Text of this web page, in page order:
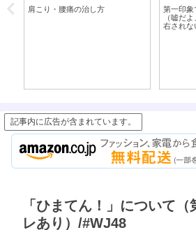
肩こり・腰痛の治し方
第一印象
（嘘だ
右されな
記事内に広告が含まれています。
「ひまてん！」について
レあり）/#WJ48